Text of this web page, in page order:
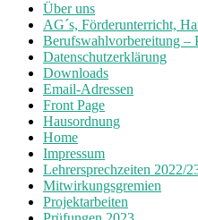
Über uns
AG´s, Förderunterricht,
Berufswahlvorbereitung –
Datenschutzerklärung
Downloads
Email-Adressen
Front Page
Hausordnung
Home
Impressum
Lehrersprechzeiten 2022/
Mitwirkungsgremien
Projektarbeiten